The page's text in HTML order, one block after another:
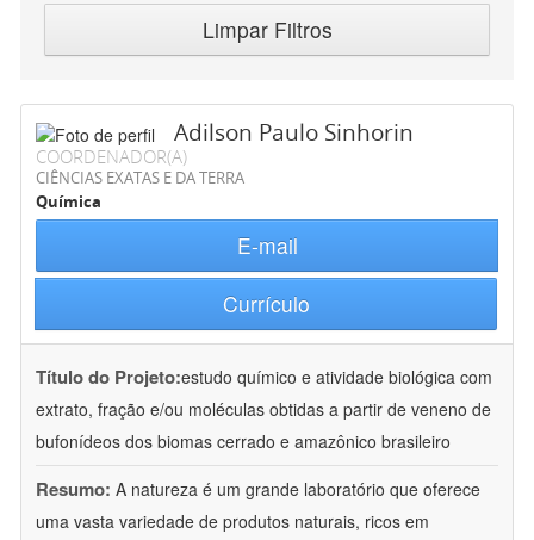
Limpar Filtros
Adilson Paulo Sinhorin
COORDENADOR(A)
CIÊNCIAS EXATAS E DA TERRA
Química
E-mail
Currículo
Título do Projeto:estudo químico e atividade biológica com
extrato, fração e/ou moléculas obtidas a partir de veneno de
bufonídeos dos biomas cerrado e amazônico brasileiro
Resumo: A natureza é um grande laboratório que oferece
uma vasta variedade de produtos naturais, ricos em